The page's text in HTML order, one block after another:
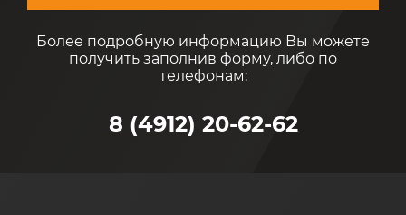
Более подробную информацию Вы можете
получить заполнив форму, либо по
телефонам:
8 (4912) 20-62-62